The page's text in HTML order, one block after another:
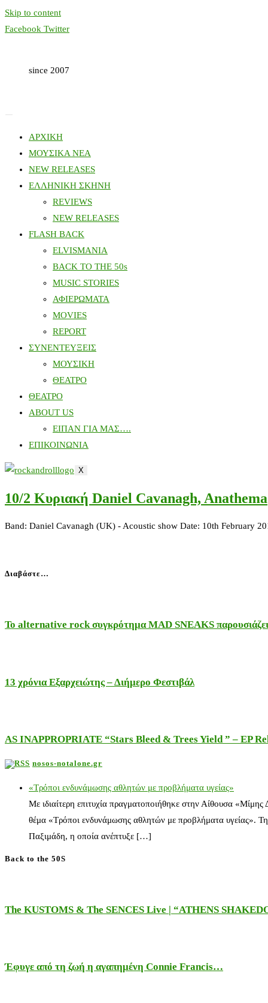
Skip to content
Facebook Twitter
since 2007
ΑΡΧΙΚΗ
ΜΟΥΣΙΚΑ ΝΕΑ
NEW RELEASES
ΕΛΛΗΝΙΚΗ ΣΚΗΝΗ
REVIEWS
NEW RELEASES
FLASH BACK
ELVISMANIA
BACK TO THE 50s
MUSIC STORIES
ΑΦΙΕΡΩΜΑΤΑ
MOVIES
REPORT
ΣΥΝΕΝΤΕΥΞΕΙΣ
ΜΟΥΣΙΚΗ
ΘΕΑΤΡΟ
ΘΕΑΤΡΟ
ABOUT US
ΕΙΠΑΝ ΓΙΑ ΜΑΣ….
ΕΠΙΚΟΙΝΩΝΙΑ
X
10/2 Κυριακή Daniel Cavanagh, Anathema
Band: Daniel Cavanagh (UK) - Acoustic show Date: 10th February
Διαβάστε…
Το alternative rock συγκρότημα MAD SNEAKS
13 χρόνια Εξαρχειώτης – Διήμερο Φεστιβάλ
AS INAPPROPRIATE “Stars Bleed & Trees Yield ” – EP
nosos-notalone.gr
«Τρόποι ενδυνάμωσης αθλητών με προβλήματα υγείας»
Με ιδιαίτερη επιτυχία πραγματοποιήθηκε στην Αίθουσα
θέμα «Τρόποι ενδυνάμωσης αθλητών με προβλήματα υγείας».
Παξιμάδη, η οποία ανέπτυξε […]
Back to the 50S
The KUSTOMS & The SENCES Live | “ATHENS
Έφυγε από τη ζωή η αγαπημένη Connie Francis…